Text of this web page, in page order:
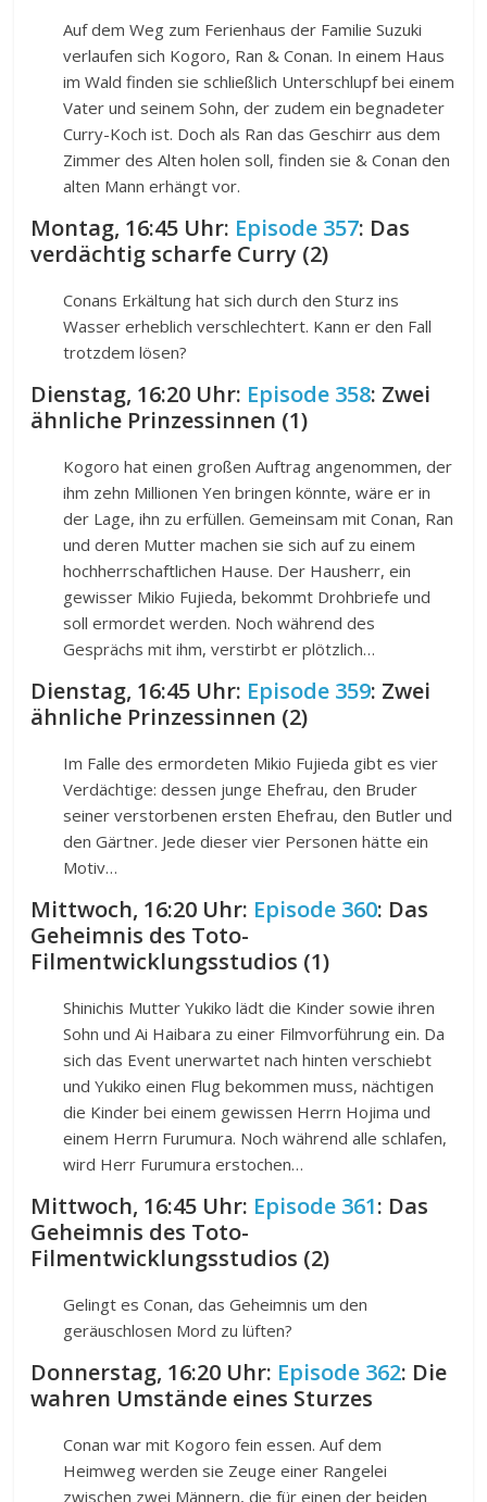
Auf dem Weg zum Ferienhaus der Familie Suzuki
verlaufen sich Kogoro, Ran & Conan. In einem Haus
im Wald finden sie schließlich Unterschlupf bei einem
Vater und seinem Sohn, der zudem ein begnadeter
Curry-Koch ist. Doch als Ran das Geschirr aus dem
Zimmer des Alten holen soll, finden sie & Conan den
alten Mann erhängt vor.
Montag, 16:45 Uhr: Episode 357: Das
verdächtig scharfe Curry (2)
Conans Erkältung hat sich durch den Sturz ins
Wasser erheblich verschlechtert. Kann er den Fall
trotzdem lösen?
Dienstag, 16:20 Uhr: Episode 358: Zwei
ähnliche Prinzessinnen (1)
Kogoro hat einen großen Auftrag angenommen, der
ihm zehn Millionen Yen bringen könnte, wäre er in
der Lage, ihn zu erfüllen. Gemeinsam mit Conan, Ran
und deren Mutter machen sie sich auf zu einem
hochherrschaftlichen Hause. Der Hausherr, ein
gewisser Mikio Fujieda, bekommt Drohbriefe und
soll ermordet werden. Noch während des
Gesprächs mit ihm, verstirbt er plötzlich…
Dienstag, 16:45 Uhr: Episode 359: Zwei
ähnliche Prinzessinnen (2)
Im Falle des ermordeten Mikio Fujieda gibt es vier
Verdächtige: dessen junge Ehefrau, den Bruder
seiner verstorbenen ersten Ehefrau, den Butler und
den Gärtner. Jede dieser vier Personen hätte ein
Motiv…
Mittwoch, 16:20 Uhr: Episode 360: Das
Geheimnis des Toto-
Filmentwicklungsstudios (1)
Shinichis Mutter Yukiko lädt die Kinder sowie ihren
Sohn und Ai Haibara zu einer Filmvorführung ein. Da
sich das Event unerwartet nach hinten verschiebt
und Yukiko einen Flug bekommen muss, nächtigen
die Kinder bei einem gewissen Herrn Hojima und
einem Herrn Furumura. Noch während alle schlafen,
wird Herr Furumura erstochen…
Mittwoch, 16:45 Uhr: Episode 361: Das
Geheimnis des Toto-
Filmentwicklungsstudios (2)
Gelingt es Conan, das Geheimnis um den
geräuschlosen Mord zu lüften?
Donnerstag, 16:20 Uhr: Episode 362: Die
wahren Umstände eines Sturzes
Conan war mit Kogoro fein essen. Auf dem
Heimweg werden sie Zeuge einer Rangelei
zwischen zwei Männern, die für einen der beiden